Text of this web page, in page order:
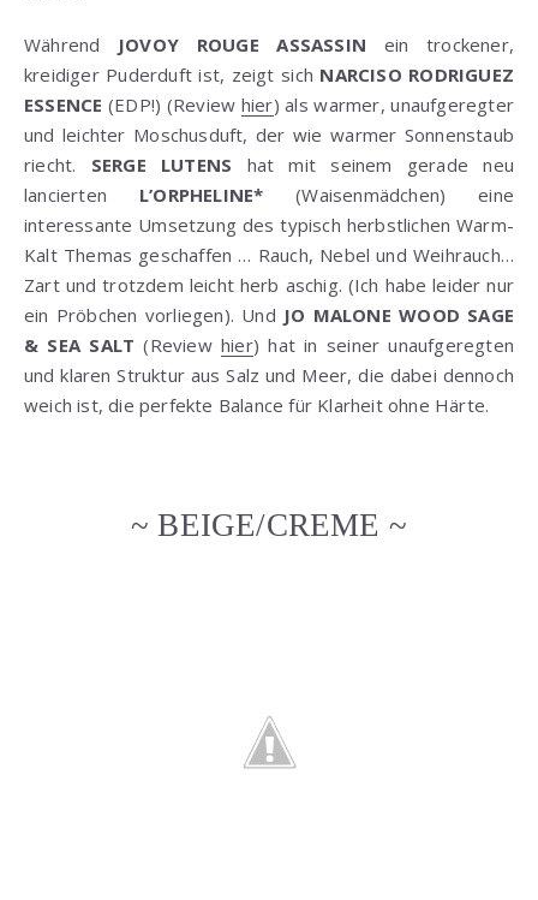
Während JOVOY ROUGE ASSASSIN ein trockener,
kreidiger Puderduft ist, zeigt sich NARCISO RODRIGUEZ
ESSENCE (EDP!) (Review hier) als warmer, unaufgeregter
und leichter Moschusduft, der wie warmer Sonnenstaub
riecht. SERGE LUTENS hat mit seinem gerade neu
lancierten L’ORPHELINE* (Waisenmädchen) eine
interessante Umsetzung des typisch herbstlichen Warm-
Kalt Themas geschaffen … Rauch, Nebel und Weihrauch…
Zart und trotzdem leicht herb aschig. (Ich habe leider nur
ein Pröbchen vorliegen). Und JO MALONE WOOD SAGE
& SEA SALT (Reviewhier) hat in seiner unaufgeregten
und klaren Struktur aus Salz und Meer, die dabei dennoch
weich ist, die perfekte Balance für Klarheit ohne Härte.
~ BEIGE/CREME ~